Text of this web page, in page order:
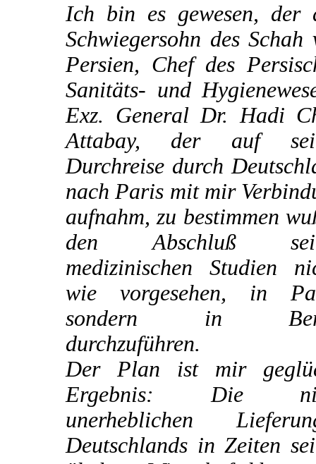
Ich bin es gewesen, der
Schwiegersohn des Schah
Persien, Chef des
Sanitäts- und
Exz. General Dr. Hadi
Attabay, der auf
Durchreise durch
nach Paris mit mir
aufnahm, zu bestimmen
den Abschluß
medizinischen Studien
wie vorgesehen, in
sondern in
durchzuführen.
Der Plan ist mir
Ergebnis: Die
unerheblichen
Deutschlands in Zeiten